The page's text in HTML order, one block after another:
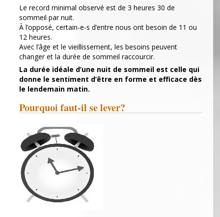
Le record minimal observé est de 3 heures 30 de
sommeil par nuit.
À l’opposé, certain-e-s d’entre nous ont besoin de 11 ou
12 heures.
Avec l’âge et le vieillissement, les besoins peuvent
changer et la durée de sommeil raccourcir.
La durée idéale d’une nuit de sommeil est celle qui
donne le sentiment d’être en forme et efficace dès
le lendemain matin.
Pourquoi faut-il se lever?